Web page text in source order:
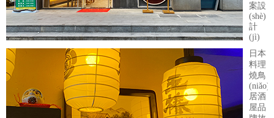
案設
(shè)
計
(jì)
日本
料理
燒鳥
(niǎo)
居酒
屋品